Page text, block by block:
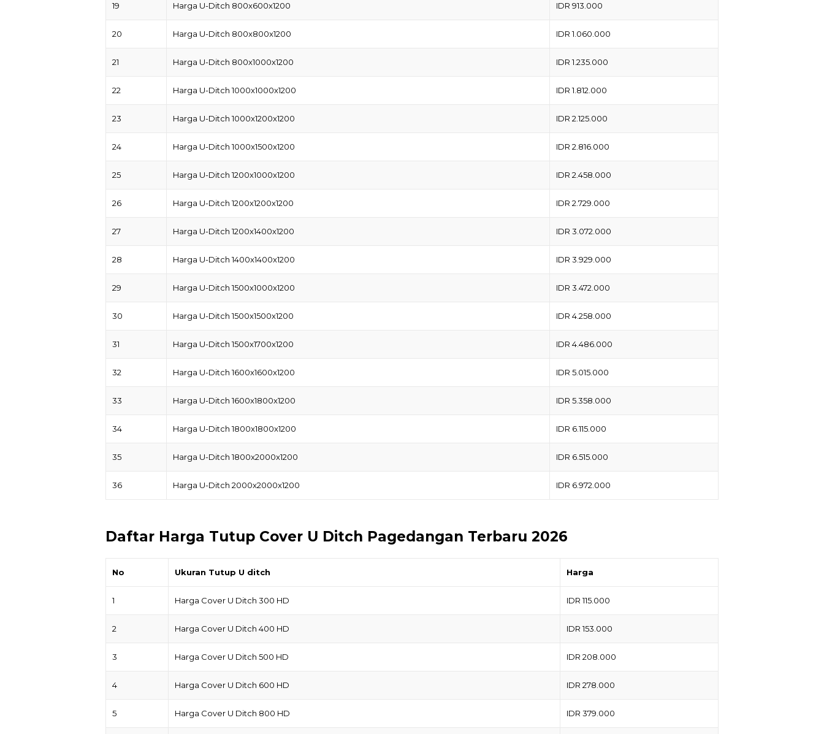
19 Harga U-Ditch 800x600x1200 IDR 913.000
20 Harga U-Ditch 800x800x1200 IDR 1.060.000
21 Harga U-Ditch 800x1000x1200 IDR 1.235.000
22 Harga U-Ditch 1000x1000x1200 IDR 1.812.000
23 Harga U-Ditch 1000x1200x1200 IDR 2.125.000
24 Harga U-Ditch 1000x1500x1200 IDR 2.816.000
25 Harga U-Ditch 1200x1000x1200 IDR 2.458.000
26 Harga U-Ditch 1200x1200x1200 IDR 2.729.000
27 Harga U-Ditch 1200x1400x1200 IDR 3.072.000
28 Harga U-Ditch 1400x1400x1200 IDR 3.929.000
29 Harga U-Ditch 1500x1000x1200 IDR 3.472.000
30 Harga U-Ditch 1500x1500x1200 IDR 4.258.000
31 Harga U-Ditch 1500x1700x1200 IDR 4.486.000
32 Harga U-Ditch 1600x1600x1200 IDR 5.015.000
33 Harga U-Ditch 1600x1800x1200 IDR 5.358.000
34 Harga U-Ditch 1800x1800x1200 IDR 6.115.000
35 Harga U-Ditch 1800x2000x1200 IDR 6.515.000
36 Harga U-Ditch 2000x2000x1200 IDR 6.972.000
Daftar Harga Tutup Cover U Ditch Pagedangan Terbaru 2026
No Ukuran Tutup U ditch Harga
1 Harga Cover U Ditch 300 HD IDR 115.000
2 Harga Cover U Ditch 400 HD IDR 153.000
3 Harga Cover U Ditch 500 HD IDR 208.000
4 Harga Cover U Ditch 600 HD IDR 278.000
5 Harga Cover U Ditch 800 HD IDR 379.000